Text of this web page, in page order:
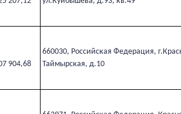
клиентам
904,68
660030, Российская Федерация,
Таймырская, д.10